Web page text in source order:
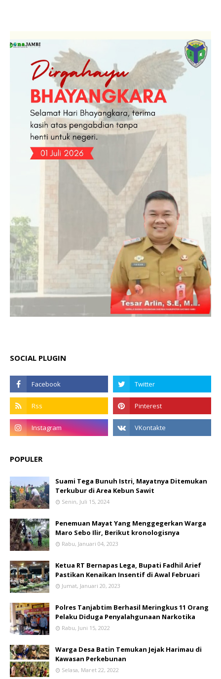
SOCIAL PLUGIN
POPULER
Suami Tega Bunuh Istri, Mayatnya Ditemukan
Terkubur di Area Kebun Sawit
Senin, Juli 15, 2024
Penemuan Mayat Yang Menggegerkan Warga
Maro Sebo Ilir, Berikut kronologisnya
Rabu, Januari 04, 2023
Ketua RT Bernapas Lega, Bupati Fadhil Arief
Pastikan Kenaikan Insentif di Awal Februari
Jumat, Januari 20, 2023
Polres Tanjabtim Berhasil Meringkus 11 Orang
Pelaku Diduga Penyalahgunaan Narkotika
Rabu, Juni 15, 2022
Warga Desa Batin Temukan Jejak Harimau di
Kawasan Perkebunan
Selasa, Maret 22, 2022